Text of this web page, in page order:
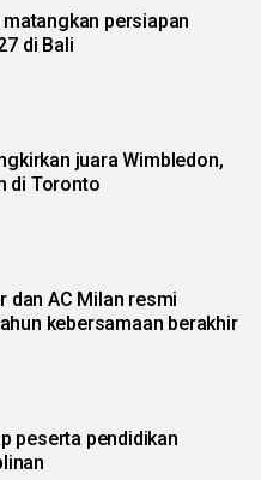
persiapan
di Bali
juara Wimbledon,
di Toronto
dan AC Milan resmi
kebersamaan berakhir
peserta pendidikan